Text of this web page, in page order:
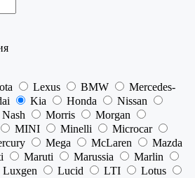
Lexus BMW
Mercedes-
Kia Honda
Nissan
Nash Morris
Morgan
MINI Minelli
Microcar
Mega McLaren
Mazda
Maruti Marussia
Marlin
Luxgen Lucid LTI
Lotus